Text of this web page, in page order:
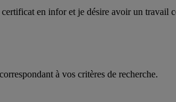
en infor et je désire avoir un travail
à vos critères de recherche.